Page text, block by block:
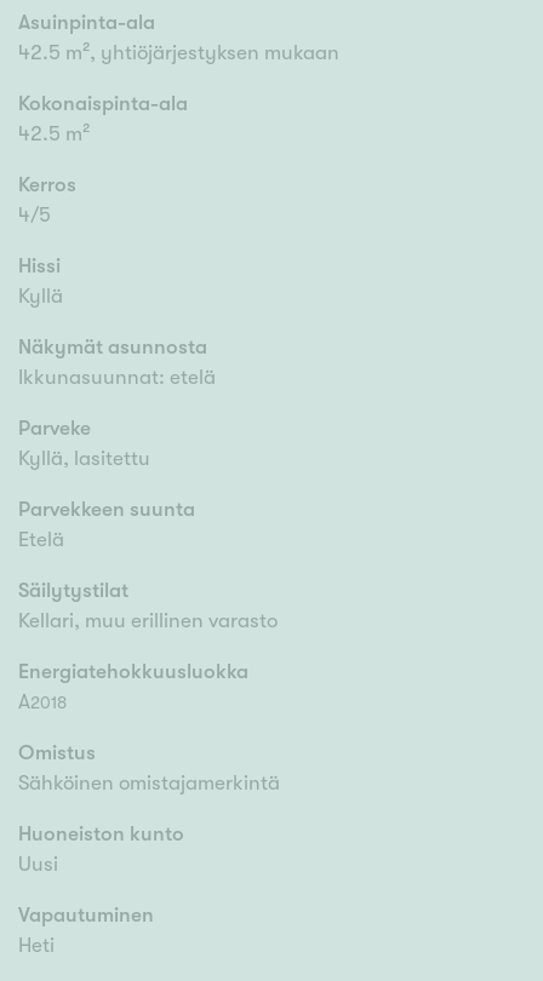
Asuinpinta-ala
42.5 m², yhtiöjärjestyksen mukaan
Kokonaispinta-ala
42.5 m²
Kerros
4/5
Hissi
Kyllä
Näkymät asunnosta
Ikkunasuunnat: etelä
Parveke
Kyllä, lasitettu
Parvekkeen suunta
Etelä
Säilytystilat
Kellari, muu erillinen varasto
Energiatehokkuusluokka
A2018
Omistus
Sähköinen omistajamerkintä
Huoneiston kunto
Uusi
Vapautuminen
Heti